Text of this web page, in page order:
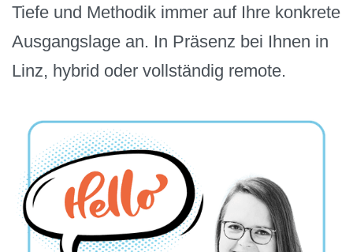
Tiefe und Methodik immer auf Ihre konkrete
Ausgangslage an. In Präsenz bei Ihnen in
Linz, hybrid oder vollständig remote.